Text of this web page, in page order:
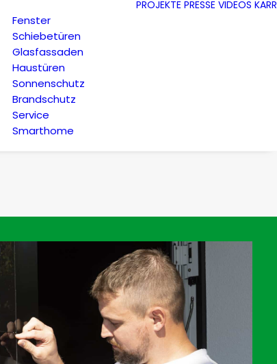
Fenster
Schiebetüren
Glasfassaden
Haustüren
Sonnenschutz
Brandschutz
Service
Smarthome
PROJEKTE PRESSE VIDEOS